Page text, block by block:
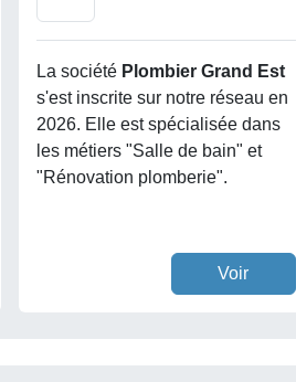
La société Plombier Grand Est
s'est inscrite sur notre réseau en
2026. Elle est spécialisée dans
les métiers "Salle de bain" et
"Rénovation plomberie".
Voir